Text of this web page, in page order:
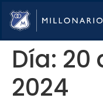
Día: 20
2024